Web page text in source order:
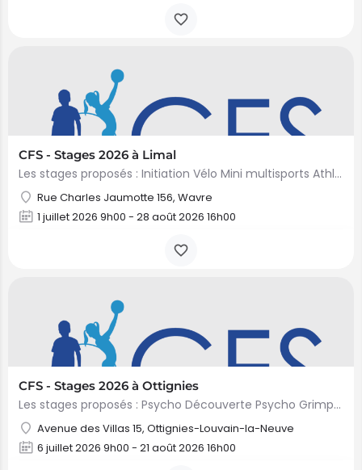
CFS - Stages 2026 à Limal
Les stages proposés : Initiation Vélo Mini multisports Athlétisme Mini Padel - En collaboration avec…
Rue Charles Jaumotte 156, Wavre
1 juillet 2026 9h00 - 28 août 2026 16h00
CFS - Stages 2026 à Ottignies
Les stages proposés : Psycho Découverte Psycho Grimpette Découverte Anglais - En collaboration avec…
Avenue des Villas 15, Ottignies-Louvain-la-Neuve
6 juillet 2026 9h00 - 21 août 2026 16h00